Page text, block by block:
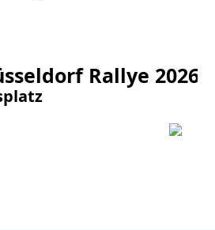
Rallye 2026